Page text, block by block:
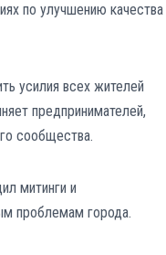
по улучшению качества
усилия всех жителей
предпринимателей,
сообщества.
митинги и
проблемам города.